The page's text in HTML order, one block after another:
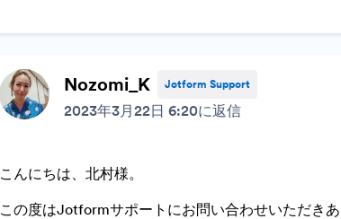
Nozomi_K Jotform Support
2023年3月22日 6:20に返信
こんにちは、北村様。
この度はJotformサポートにお問い合わせいただき